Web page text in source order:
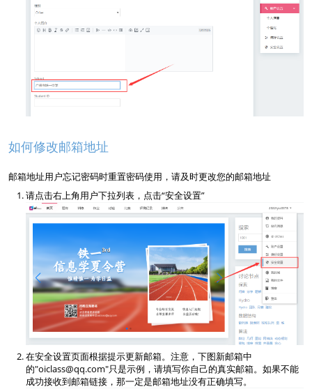
如何修改邮箱地址
邮箱地址用户忘记密码时重置密码使用，请及时更改您的邮箱地址
请点击右上角用户下拉列表，点击“安全设置”
在安全设置页面根据提示更新邮箱。注意，下图新邮箱中
的"oiclass@qq.com"只是示例，请填写你自己的真实邮箱。如果不能
成功接收到邮箱链接，那一定是邮箱地址没有正确填写。